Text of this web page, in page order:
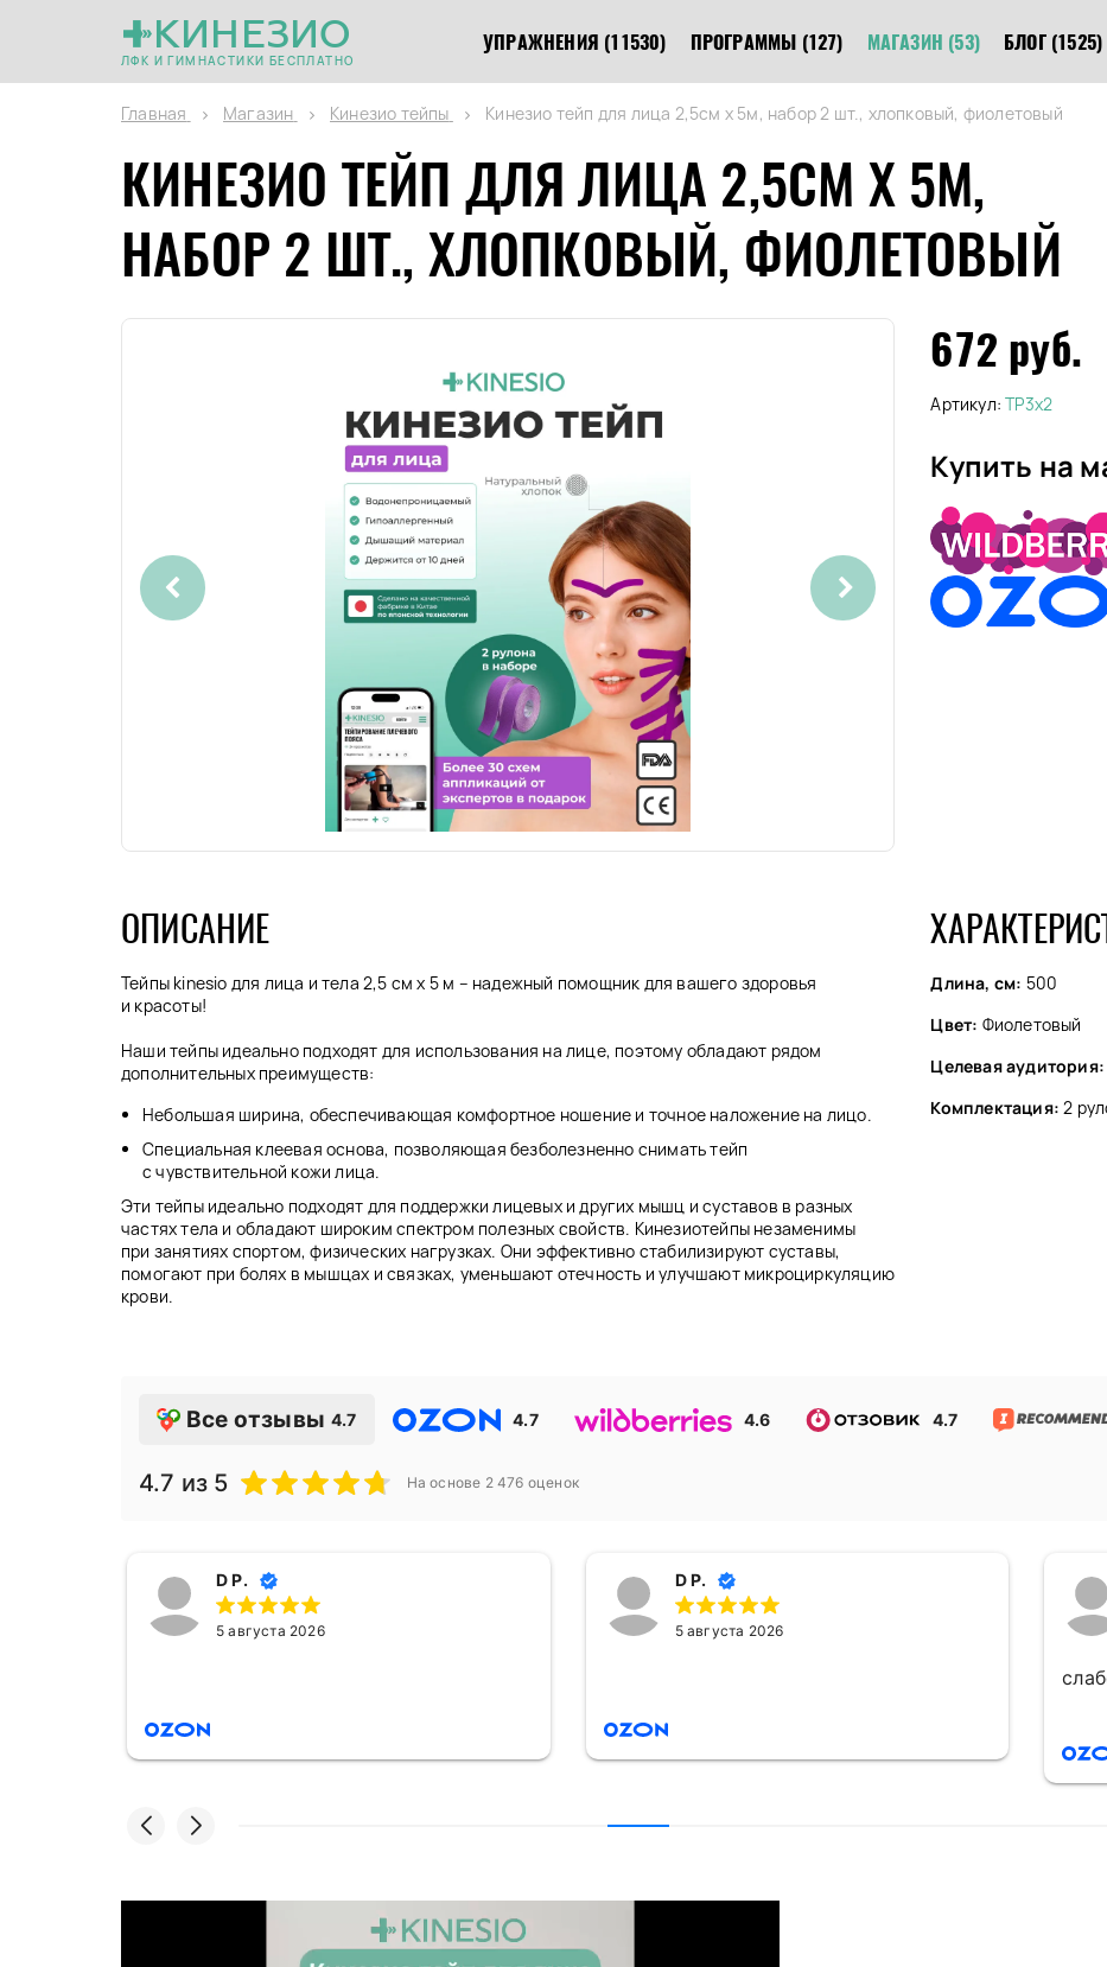
КИНЕЗИО
ЛФК И ГИМНАСТИКИ БЕСПЛАТНО
УПРАЖНЕНИЯ (11530) ПРОГРАММЫ (127) МАГАЗИН (53) БЛОГ (1525)
Главная Магазин Кинезио тейпы Кинезио тейп для лица 2,5см х 5м, набор 2 шт., хлопковый, фиолетовый
КИНЕЗИО ТЕЙП ДЛЯ ЛИЦА 2,5СМ Х 5М,
НАБОР 2 ШТ., ХЛОПКОВЫЙ, ФИОЛЕТОВЫЙ
672 руб.
Артикул:TP3x2
Купить на
ОПИСАНИЕ
Тейпы kinesio для лица и тела 2,5 см x 5 м – надежный помощник для вашего здоровья
и красоты!
Наши тейпы идеально подходят для использования на лице, поэтому обладают рядом
дополнительных преимуществ:
Небольшая ширина, обеспечивающая комфортное ношение и точное наложение на лицо.
Специальная клеевая основа, позволяющая безболезненно снимать тейп
с чувствительной кожи лица.
Эти тейпы идеально подходят для поддержки лицевых и других мышц и суставов в разных
частях тела и обладают широким спектром полезных свойств. Кинезиотейпы незаменимы
при занятиях спортом, физических нагрузках. Они эффективно стабилизируют суставы,
помогают при болях в мышцах и связках, уменьшают отечность и улучшают микроциркуляцию
крови.
Длина, см: 500
Цвет: Фиолетовый
Целевая аудитория:
Комплектация: 2
Все отзывы 4.7 4.7 4.6 4.7
4.7 из 5 На основе 2 476 оценок
D P.
5 августа 2026
D P.
5 августа 2026